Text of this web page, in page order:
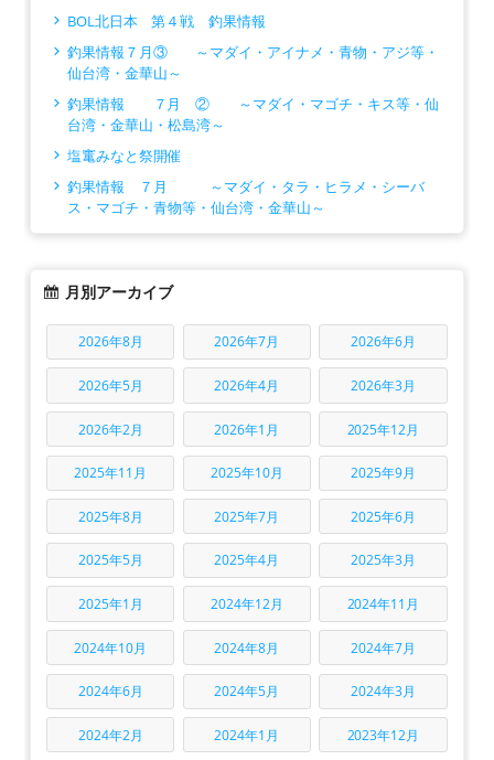
BOL北日本 第４戦 釣果情報
釣果情報７月③ ～マダイ・アイナメ・青物・アジ等・
仙台湾・金華山～
釣果情報 ７月 ② ～マダイ・マゴチ・キス等・仙
台湾・金華山・松島湾～
塩竃みなと祭開催
釣果情報 ７月 ～マダイ・タラ・ヒラメ・シーバ
ス・マゴチ・青物等・仙台湾・金華山～
月別アーカイブ
2026年8月 2026年7月 2026年6月
2026年5月 2026年4月 2026年3月
2026年2月 2026年1月 2025年12月
2025年11月 2025年10月 2025年9月
2025年8月 2025年7月 2025年6月
2025年5月 2025年4月 2025年3月
2025年1月 2024年12月 2024年11月
2024年10月 2024年8月 2024年7月
2024年6月 2024年5月 2024年3月
2024年2月 2024年1月 2023年12月